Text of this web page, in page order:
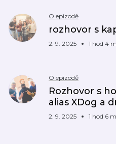
O epizodě
rozhovor s
2. 9. 2025 1 hod 4
O epizodě
Rozhovor s
alias XDog a
2. 9. 2025 1 hod 6